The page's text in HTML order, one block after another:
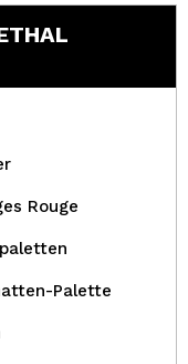
Rouge
Palette